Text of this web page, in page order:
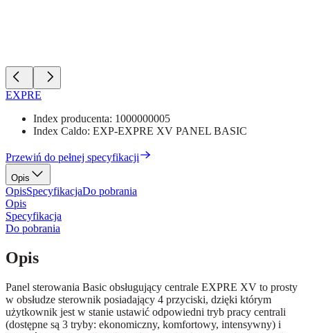
EXPRE
Index producenta: 1000000005
Index Caldo: EXP-EXPRE XV PANEL BASIC
Przewiń do pełnej specyfikacji
Opis
OpisSpecyfikacjaDo pobrania
Opis
Specyfikacja
Do pobrania
Opis
Panel sterowania Basic obsługujący centrale EXPRE XV to prosty
w obsłudze sterownik posiadający 4 przyciski, dzięki którym
użytkownik jest w stanie ustawić odpowiedni tryb pracy centrali
(dostępne są 3 tryby: ekonomiczny, komfortowy, intensywny) i